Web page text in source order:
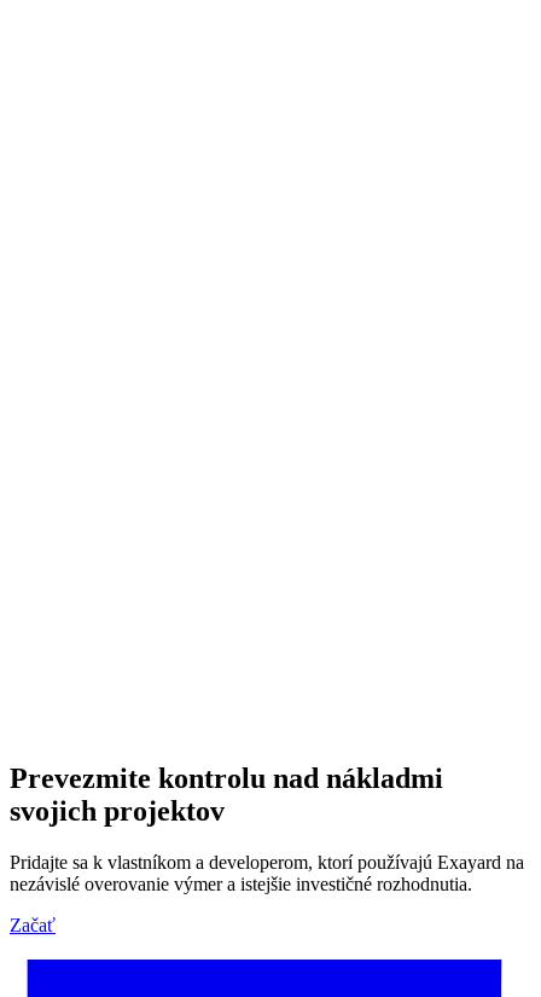
Prevezmite kontrolu nad nákladmi
svojich projektov
Pridajte sa k vlastníkom a developerom, ktorí používajú Exayard na
nezávislé overovanie výmer a istejšie investičné rozhodnutia.
Začať